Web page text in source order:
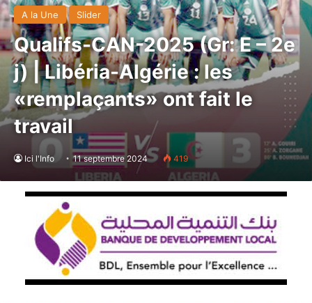
A la Une Slider
Qualifs-CAN-2025 (Gr: E – 2e
j) | Libéria-Algérie : les
«remplaçants» ont fait le
travail
Ici l'Info 11 septembre 2024 419